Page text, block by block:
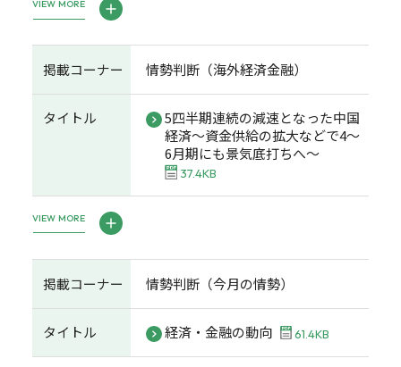
VIEW MORE
掲載コーナー 情勢判断（海外経済金融）
タイトル
5四半期連続の減速となった中国
経済～資金供給の拡大などで4～
6月期にも景気底打ちへ～
37.4KB
VIEW MORE
掲載コーナー 情勢判断（今月の情勢）
タイトル 経済・金融の動向 61.4KB